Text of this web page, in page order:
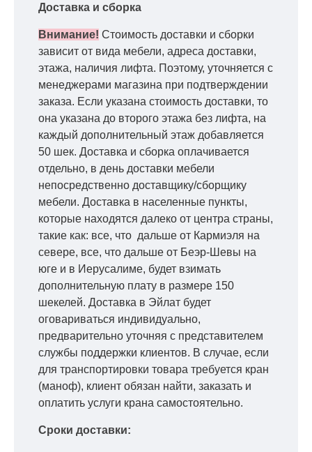
Доставка и сборка
Внимание! Стоимость доставки и сборки
зависит от вида мебели, адреса доставки,
этажа, наличия лифта. Поэтому, уточняется с
менеджерами магазина при подтверждении
заказа. Если указана стоимость доставки, то
она указана до второго этажа без лифта, на
каждый дополнительный этаж добавляется
50 шек. Доставка и сборка оплачивается
отдельно, в день доставки мебели
непосредственно доставщику/сборщику
мебели. Доставка в населенные пункты,
которые находятся далеко от центра страны,
такие как: все, что дальше от Кармиэля на
севере, все, что дальше от Беэр-Шевы на
юге и в Иерусалиме, будет взимать
дополнительную плату в размере 150
шекелей. Доставка в Эйлат будет
оговариваться индивидуально,
предварительно уточняя с представителем
службы поддержки клиентов. В случае, если
для транспортировки товара требуется кран
(маноф), клиент обязан найти, заказать и
оплатить услуги крана самостоятельно.
Сроки доставки: